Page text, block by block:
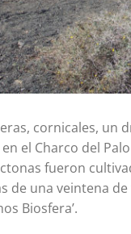
cornicales, un
el Charco del
fueron
de una veintena
Biosfera’.